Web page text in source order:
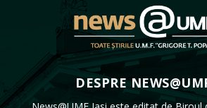
DESPRE